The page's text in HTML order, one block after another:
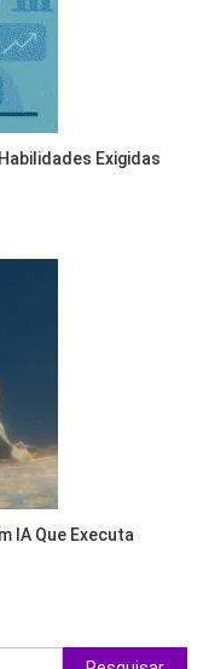
Exigidas
IA Que Executa
Pesquisar